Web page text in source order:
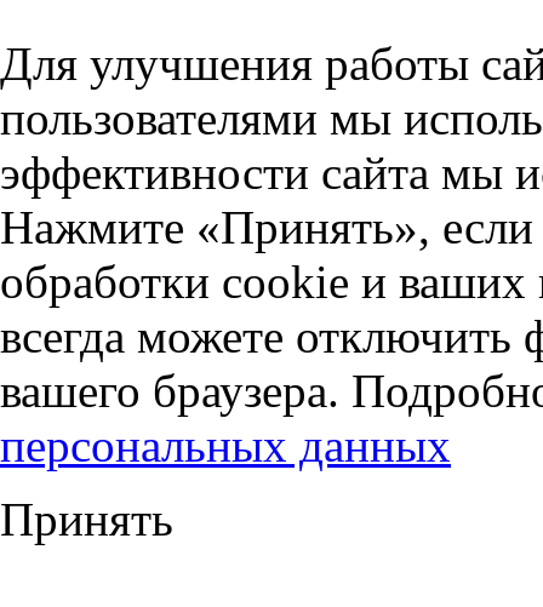
Для улучшения работы
пользователями мы
эффективности сайта мы
Нажмите «Принять», если
обработки cookie и
всегда можете отключить
вашего браузера.
персональных данных
Принять